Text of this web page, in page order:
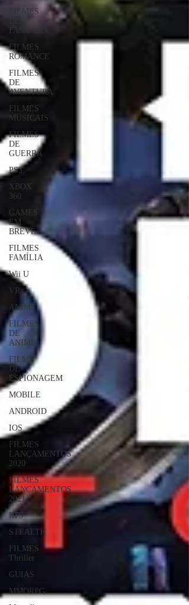
FILMES
FANTASIA
FILMES
ROMANCE
FILMES
DE
AVENTURA
FILMES
MUSICAIS
FILMES
DE
GUERRA
PS3
XBOX
360
GAMES
EM
BREVE
FILMES
FAMÍLIA
Wii U
VR
ANIME
FILMES
DE
ANIME
FILME
DE
ESPIONAGEM
MOBILE
ANDROID
IOS
FILMES
LANÇAMENTOS
2020
FILMES
LANÇAMENTOS
2021
RTS
STEALTH
FILMES
Thriller
GUIAS
MMORPG